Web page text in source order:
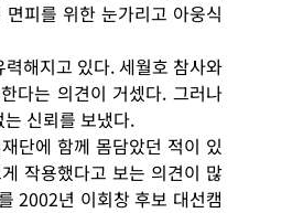
피를 위한 눈가리고 아웅식
해지고 있다. 세월호 참사와
다는 의견이 거셌다. 그러나
신뢰를 보냈다.
단에 함께 몸담았던 적이 있
작용했다고 보는 의견이 많
2002년 이회창 후보 대선캠